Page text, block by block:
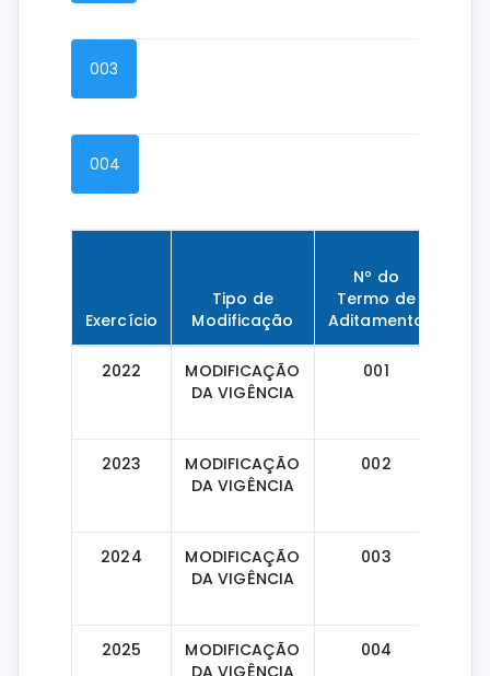
003
004
Exercício
Tipo de
Modificação
Nº do
Termo de
Aditamento
2022
MODIFICAÇÃO
DA VIGÊNCIA
001
2023
MODIFICAÇÃO
DA VIGÊNCIA
002
2024
MODIFICAÇÃO
DA VIGÊNCIA
003
2025
MODIFICAÇÃO
DA VIGÊNCIA
004